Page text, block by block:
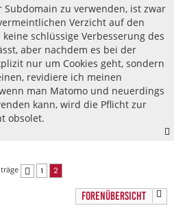
zu verwenden, ist zwar
Verzicht auf den
schlüssige Verbesserung des
aber nachdem es bei der
nur um Cookies geht, sondern
revidiere ich meinen
man Matomo und neuerdings
kann, wird die Pflicht zur
obsolet.
Vorherige
1 2
FORENÜBERSICHT